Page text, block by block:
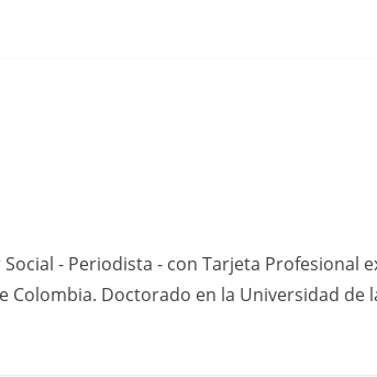
- Periodista - con Tarjeta Profesional
Colombia. Doctorado en la Universidad de